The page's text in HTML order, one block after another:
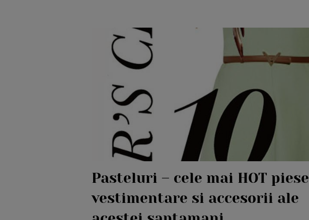
Pasteluri – cele mai HOT piese
vestimentare si accesorii ale